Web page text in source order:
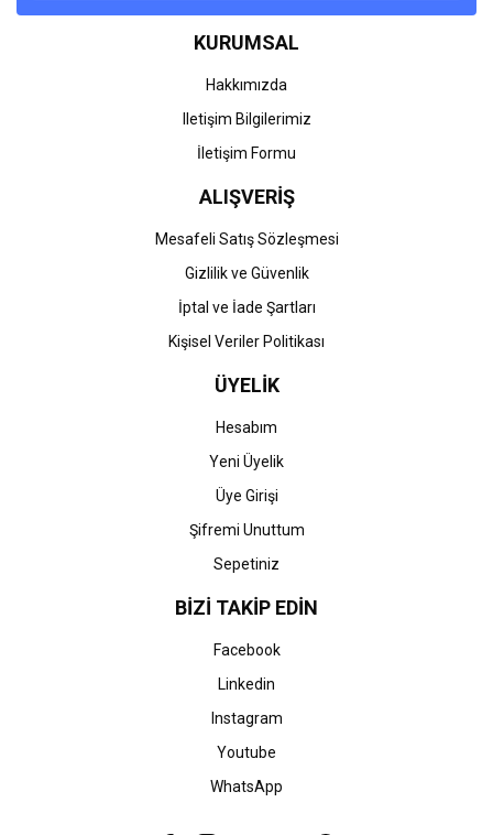
KURUMSAL
Hakkımızda
Iletişim Bilgilerimiz
İletişim Formu
ALIŞVERİŞ
Mesafeli Satış Sözleşmesi
Gizlilik ve Güvenlik
İptal ve İade Şartları
Kişisel Veriler Politikası
ÜYELİK
Hesabım
Yeni Üyelik
Üye Girişi
Şifremi Unuttum
Sepetiniz
BİZİ TAKİP EDİN
Facebook
Linkedin
Instagram
Youtube
WhatsApp